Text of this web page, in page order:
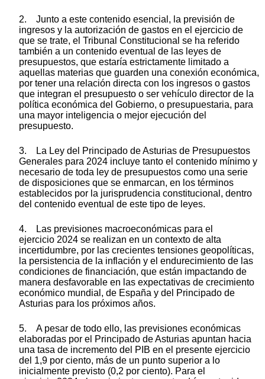
2. Junto a este contenido esencial, la previsión de
ingresos y la autorización de gastos en el ejercicio de
que se trate, el Tribunal Constitucional se ha referido
también a un contenido eventual de las leyes de
presupuestos, que estaría estrictamente limitado a
aquellas materias que guarden una conexión económica,
por tener una relación directa con los ingresos o gastos
que integran el presupuesto o ser vehículo director de la
política económica del Gobierno, o presupuestaria, para
una mayor inteligencia o mejor ejecución del
presupuesto.
3. La Ley del Principado de Asturias de Presupuestos
Generales para 2024 incluye tanto el contenido mínimo y
necesario de toda ley de presupuestos como una serie
de disposiciones que se enmarcan, en los términos
establecidos por la jurisprudencia constitucional, dentro
del contenido eventual de este tipo de leyes.
4. Las previsiones macroeconómicas para el
ejercicio 2024 se realizan en un contexto de alta
incertidumbre, por las crecientes tensiones geopolíticas,
la persistencia de la inflación y el endurecimiento de las
condiciones de financiación, que están impactando de
manera desfavorable en las expectativas de crecimiento
económico mundial, de España y del Principado de
Asturias para los próximos años.
5. A pesar de todo ello, las previsiones económicas
elaboradas por el Principado de Asturias apuntan hacia
una tasa de incremento del PIB en el presente ejercicio
del 1,9 por ciento, más de un punto superior a lo
inicialmente previsto (0,2 por ciento). Para el